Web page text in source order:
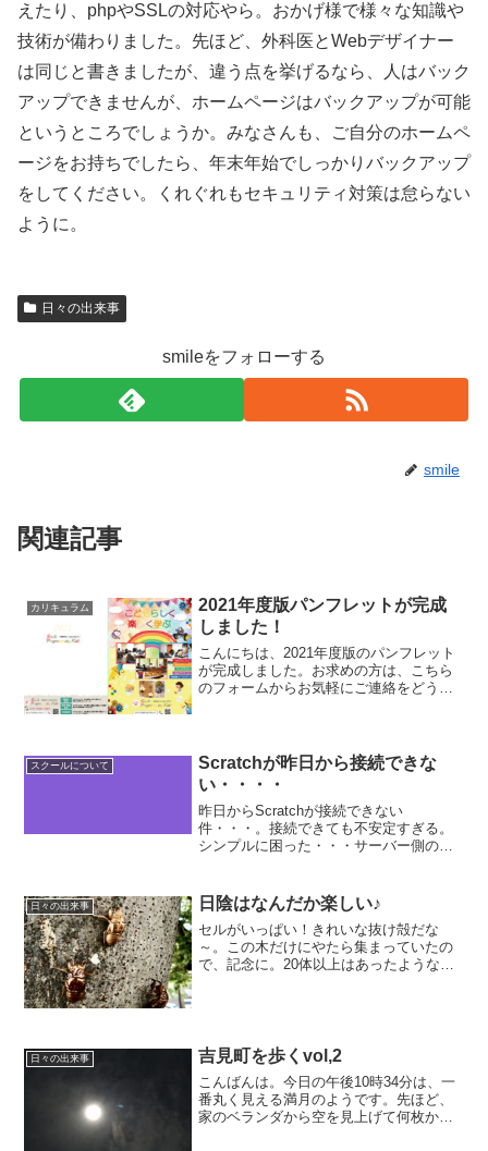
えたり、phpやSSLの対応やら。おかげ様で様々な知識や
技術が備わりました。先ほど、外科医とWebデザイナー
は同じと書きましたが、違う点を挙げるなら、人はバック
アップできませんが、ホームページはバックアップが可能
というところでしょうか。みなさんも、ご自分のホームペ
ージをお持ちでしたら、年末年始でしっかりバックアップ
をしてください。くれぐれもセキュリティ対策は怠らない
ように。
日々の出来事
smileをフォローする
smile
関連記事
カリキュラム
2021年度版パンフレットが完成
しました！
こんにちは、2021年度版のパンフレット
が完成しました。お求めの方は、こちら
のフォームからお気軽にご連絡をどうぞ♪
スクールについて
Scratchが昨日から接続できな
い・・・・
昨日からScratchが接続できない
件・・・。接続できても不安定すぎる。
シンプルに困った・・・サーバー側の問
の記録を塗り替えよう😊
日々の出来事 日陰はなんだか楽しい♪
セルがいっぱい！きれいな抜け殻だな
～。この木だけにやたら集まっていたの
で、記念に。20体以上はあったような。
日々の出来事 吉見町を歩くvol,2
こんばんは。今日の午後10時34分は、一
番丸く見える満月のようです。先ほど、
家のベランダから空を見上げて何枚か撮